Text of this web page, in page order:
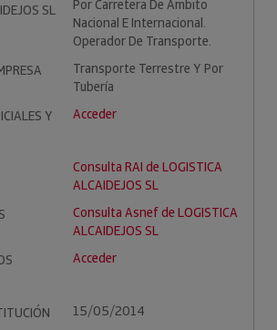
SL
Por Carretera De Ambito
Nacional E Internacional.
Operador De Transporte.
Transporte Terrestre Y Por
Tubería
Y
Acceder
Consulta RAI de LOGISTICA
ALCAIDEJOS SL
Consulta Asnef de LOGISTICA
ALCAIDEJOS SL
Acceder
15/05/2014